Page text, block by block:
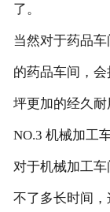
了。
当然对于药品
的药品车间，
坪更加的经久耐
NO.3 机械加工
对于机械加工
不了多长时间